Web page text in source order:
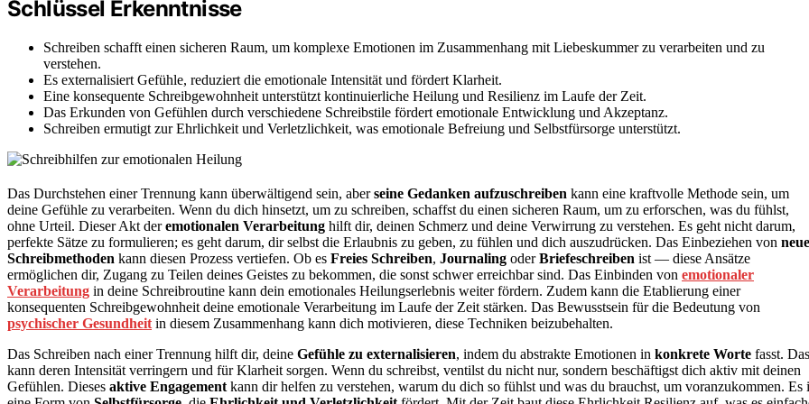
Schlüssel Erkenntnisse
Schreiben schafft einen sicheren Raum, um komplexe Emotionen im Zusammenhang mit Liebeskummer zu verarbeiten und zu
verstehen.
Es externalisiert Gefühle, reduziert die emotionale Intensität und fördert Klarheit.
Eine konsequente Schreibgewohnheit unterstützt kontinuierliche Heilung und Resilienz im Laufe der Zeit.
Das Erkunden von Gefühlen durch verschiedene Schreibstile fördert emotionale Entwicklung und Akzeptanz.
Schreiben ermutigt zur Ehrlichkeit und Verletzlichkeit, was emotionale Befreiung und Selbstfürsorge unterstützt.
Das Durchstehen einer Trennung kann überwältigend sein, aberseine Gedanken aufzuschreiben kann eine kraftvolle Methode sein, um
deine Gefühle zu verarbeiten. Wenn du dich hinsetzt, um zu schreiben, schaffst du einen sicheren Raum, um zu erforschen, was du fühlst,
ohne Urteil. Dieser Akt deremotionalen Verarbeitung hilft dir, deinen Schmerz und deine Verwirrung zu verstehen. Es geht nicht darum,
perfekte Sätze zu formulieren; es geht darum, dir selbst die Erlaubnis zu geben, zu fühlen und dich auszudrücken. Das Einbeziehen von
Schreibmethoden kann diesen Prozess vertiefen. Ob es Freies Schreiben, Journaling oderBriefeschreiben ist — diese Ansätze
ermöglichen dir, Zugang zu Teilen deines Geistes zu bekommen, die sonst schwer erreichbar sind. Das Einbinden von emotionaler
Verarbeitung in deine Schreibroutine kann dein emotionales Heilungserlebnis weiter fördern. Zudem kann die Etablierung einer
konsequenten Schreibgewohnheit deine emotionale Verarbeitung im Laufe der Zeit stärken. Das Bewusstsein für die Bedeutung von
psychischer Gesundheit in diesem Zusammenhang kann dich motivieren, diese Techniken beizubehalten.
Das Schreiben nach einer Trennung hilft dir, deine Gefühle zu externalisieren, indem du abstrakte Emotionen in konkrete Worte fasst. Das
kann deren Intensität verringern und für Klarheit sorgen. Wenn du schreibst, ventilst du nicht nur, sondern beschäftigst dich aktiv mit deinen
Gefühlen. Dieses aktive Engagement kann dir helfen zu verstehen, warum du dich so fühlst und was du brauchst, um voranzukommen. Es